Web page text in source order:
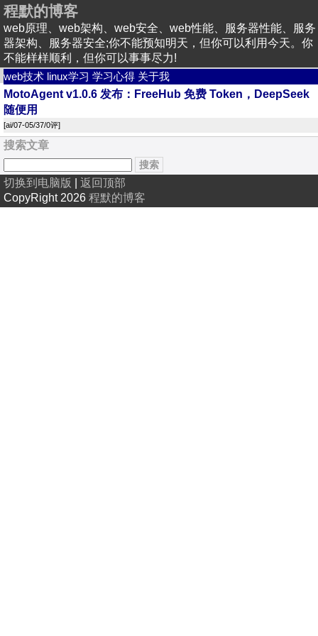
程默的博客
web原理、web架构、web安全、web性能、服务器性能、服务
器架构、服务器安全;你不能预知明天，但你可以利用今天。你
不能样样顺利，但你可以事事尽力!
web技术 linux学习 学习心得 关于我
MotoAgent v1.0.6 发布：FreeHub 免费 Token，DeepSeek
随便用
[ai/07-05/37/0评]
搜索文章
切换到电脑版
返回顶部
CopyRight 2026 程默的博客